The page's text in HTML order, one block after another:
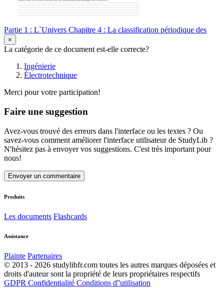
Partie 1 : L`Univers Chapitre 4 : La classification périodique des
×
La catégorie de ce document est-elle correcte?
Ingénierie
Électrotechnique
Merci pour votre participation!
Faire une suggestion
Avez-vous trouvé des erreurs dans l'interface ou les textes ? Ou
savez-vous comment améliorer l'interface utilisateur de StudyLib ?
N'hésitez pas à envoyer vos suggestions. C'est très important pour
nous!
Envoyer un commentaire
Produits
Les documents Flashcards
Assistance
Plainte Partenaires
© 2013 - 2026 studylibfr.com toutes les autres marques déposées et
droits d'auteur sont la propriété de leurs propriétaires respectifs
GDPR Confidentialité Conditions d''utilisation